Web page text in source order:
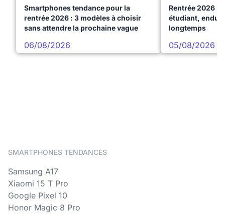
Smartphones tendance pour la
rentrée 2026 : 3 modèles à choisir
sans attendre la prochaine vague
06/08/2026
Rentrée 2026 :
étudiant,
longtemps
05/08/2026
SMARTPHONES TENDANCES
Samsung A17
Xiaomi 15 T Pro
Google Pixel 10
Honor Magic 8 Pro